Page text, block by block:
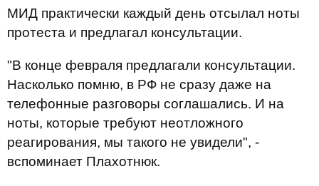
МИД практически каждый день отсылал ноты
протеста и предлагал консультации.
"В конце февраля предлагали консультации.
Насколько помню, в РФ не сразу даже на
телефонные разговоры соглашались. И на
ноты, которые требуют неотложного
реагирования, мы такого не увидели", -
вспоминает Плахотнюк.